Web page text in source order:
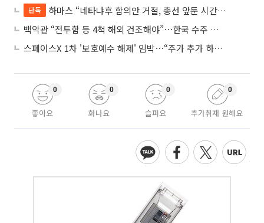
단독
하마스 “네타냐후 합의안 거절, 총선 앞둔 시간 끌기”
백악관 “전투함 등 4척 해외 건조해야”⋯한국 수주 기대
스페이스X 1차 '보호예수 해제' 임박⋯“주가 추가 하락 가능성”
좋아요
0
화나요
0
슬퍼요
0
추가취재 원해요
0